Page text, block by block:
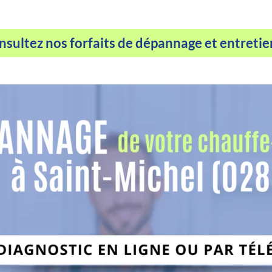
nos forfaits de dépannage et